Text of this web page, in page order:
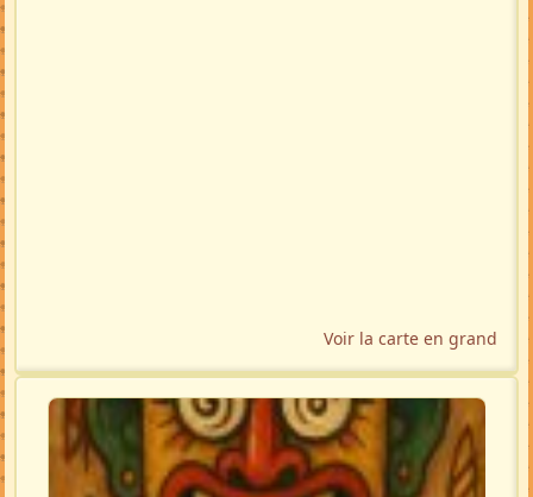
Voir la carte en grand